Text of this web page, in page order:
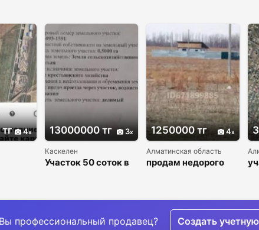
4 13000000 тг 3
Каскелен
Участок 50 соток в
1250000 тг 4
Алматинская область
продам недорого
Вы профессиональный продавец? Создать